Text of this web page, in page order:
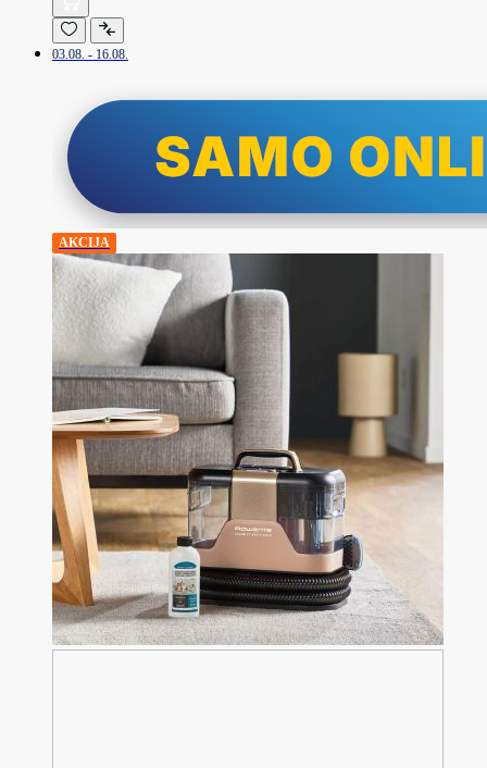
03.08. - 16.08.
AKCIJA